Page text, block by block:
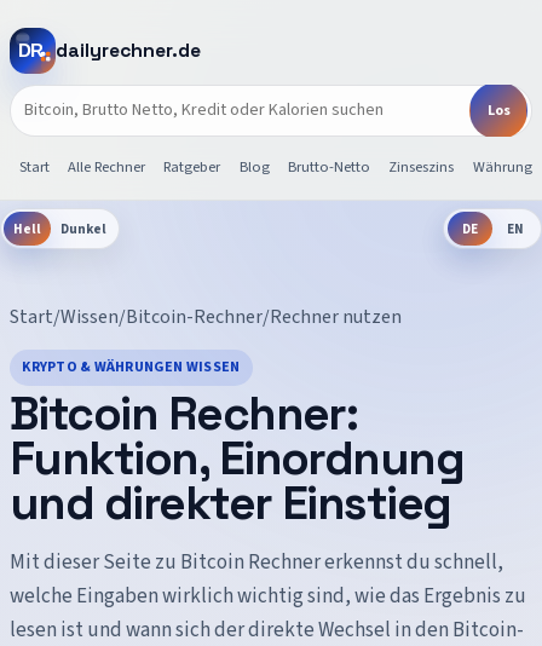
dailyrechner.de
Start Alle Rechner Ratgeber Blog Brutto-Netto Zinseszins
Hell Dunkel DE EN
Start/Wissen/Bitcoin-Rechner/Rechner nutzen
KRYPTO & WÄHRUNGEN WISSEN
Bitcoin Rechner:
Funktion, Einordnung
und direkter Einstieg
Mit dieser Seite zu Bitcoin Rechner erkennst du schnell,
welche Eingaben wirklich wichtig sind, wie das Ergebnis zu
lesen ist und wann sich der direkte Wechsel in den Bitcoin-